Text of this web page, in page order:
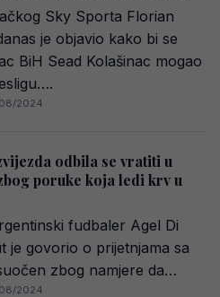
Sky Sporta Florian
je objavio kako bi se
BiH Sead Kolašinac mogao
2024
odbila se vratiti u
poruke koja ledi krv u
fudbaler Agel Di
je govorio o prijetnjama sa
zbog namjere da…
2024